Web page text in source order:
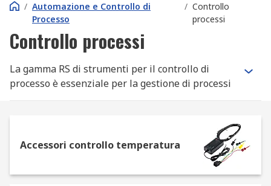
/ Automazione e Controllo di
Processo
/ Controllo
processi
Controllo processi
La gamma RS di strumenti per il controllo di
processo è essenziale per la gestione di processi
accurati, come quelli che offriamo nel nostro
catalogo online, sono infatti una parte essenziale
di qualsiasi soluzione che garantisca il controllo
Accessori controllo temperatura